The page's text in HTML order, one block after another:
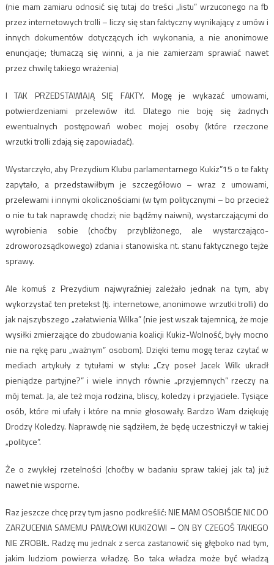
(nie mam zamiaru odnosić się tutaj do treści „listu” wrzuconego na fb
przez internetowych trolli – liczy się stan faktyczny wynikający z umów i
innych dokumentów dotyczących ich wykonania, a nie anonimowe
enuncjacje; tłumaczą się winni, a ja nie zamierzam sprawiać nawet
przez chwilę takiego wrażenia)
I TAK PRZEDSTAWIAJĄ SIĘ FAKTY. Mogę je wykazać umowami,
potwierdzeniami przelewów itd. Dlatego nie boję się żadnych
ewentualnych postępowań wobec mojej osoby (które rzeczone
wrzutki trolli zdają się zapowiadać).
Wystarczyło, aby Prezydium Klubu parlamentarnego Kukiz”15 o te fakty
zapytało, a przedstawiłbym je szczegółowo – wraz z umowami,
przelewami i innymi okolicznościami (w tym politycznymi – bo przecież
o nie tu tak naprawdę chodzi; nie bądźmy naiwni), wystarczającymi do
wyrobienia sobie (choćby przybliżonego, ale wystarczająco-
zdroworozsądkowego) zdania i stanowiska nt. stanu faktycznego tejże
sprawy.
Ale komuś z Prezydium najwyraźniej zależało jednak na tym, aby
wykorzystać ten pretekst (tj. internetowe, anonimowe wrzutki trolli) do
jak najszybszego „załatwienia Wilka” (nie jest wszak tajemnicą, że moje
wysiłki zmierzające do zbudowania koalicji Kukiz-Wolność, były mocno
nie na rękę paru „ważnym” osobom). Dzięki temu mogę teraz czytać w
mediach artykuły z tytułami w stylu: „Czy poseł Jacek Wilk ukradł
pieniądze partyjne?” i wiele innych równie „przyjemnych” rzeczy na
mój temat. Ja, ale też moja rodzina, bliscy, koledzy i przyjaciele. Tysiące
osób, które mi ufały i które na mnie głosowały. Bardzo Wam dziękuję
Drodzy Koledzy. Naprawdę nie sądziłem, że będę uczestniczył w takiej
„polityce”.
Że o zwykłej rzetelności (choćby w badaniu spraw takiej jak ta) już
nawet nie wsporne.
Raz jeszcze chcę przy tym jasno podkreślić: NIE MAM OSOBIŚCIE NIC DO
ZARZUCENIA SAMEMU PAWŁOWI KUKIZOWI – ON BY CZEGOŚ TAKIEGO
NIE ZROBIŁ. Radzę mu jednak z serca zastanowić się głęboko nad tym,
jakim ludziom powierza władzę. Bo taka władza może być władzą